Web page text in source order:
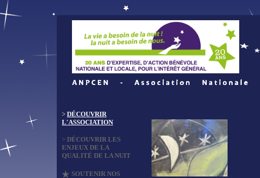
> DÉCOUVRIR
L'ASSOCIATION
> DÉCOUVRIR LES
ENJEUX DE LA
QUALITÉ DE LA NUIT
SOUTENIR NOS